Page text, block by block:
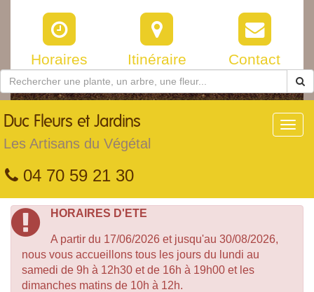
Horaires Itinéraire Contact
Duc Fleurs et Jardins
Les Artisans du Végétal
04 70 59 21 30
HORAIRES D'ETE
A partir du 17/06/2026 et jusqu'au 30/08/2026,
nous vous accueillons tous les jours du lundi au
samedi de 9h à 12h30 et de 16h à 19h00 et les
dimanches matins de 10h à 12h.